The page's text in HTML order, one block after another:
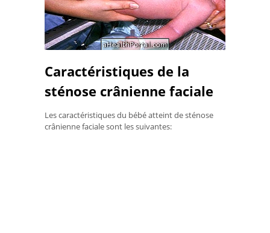
Caractéristiques de la
sténose crânienne faciale
Les caractéristiques du bébé atteint de sténose
crânienne faciale sont les suivantes: